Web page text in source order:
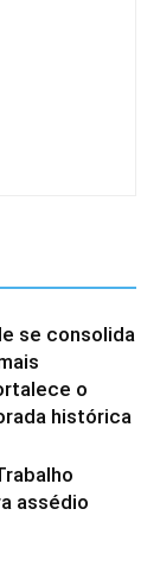
se consolida
o
histórica
assédio